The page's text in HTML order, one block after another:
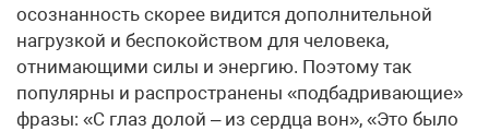
осознанность скорее видится дополнительной
нагрузкой и беспокойством для человека,
отнимающими силы и энергию. Поэтому так
популярны и распро­странены «подбадривающие»
фразы: «С глаз долой – из серд­ца вон», «Это было